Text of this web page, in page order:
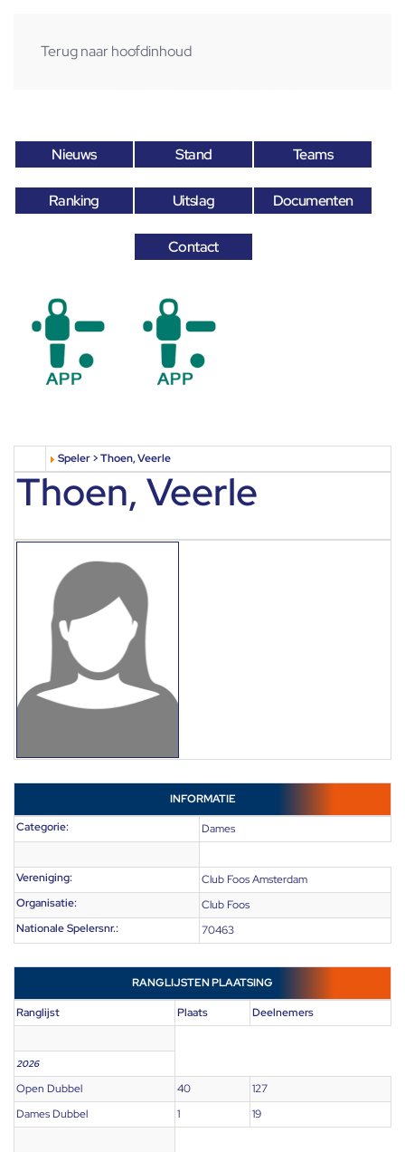
Terug naar hoofdinhoud
Nieuws Stand Teams
Ranking Uitslag Documenten
Contact
Speler > Thoen, Veerle
Thoen, Veerle
INFORMATIE
Categorie:
Dames
Vereniging:
Club Foos Amsterdam
Organisatie:
Club Foos
Nationale Spelersnr.:
70463
RANGLIJSTEN PLAATSING
Ranglijst Plaats Deelnemers
2026
Open Dubbel 40
127
Dames Dubbel
1 19